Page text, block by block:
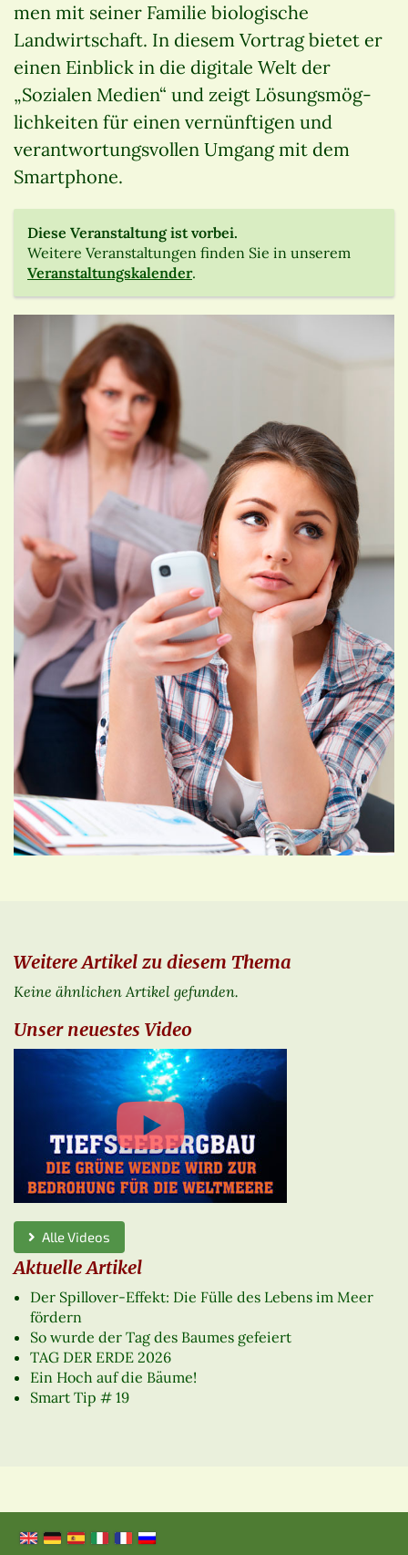
men mit seiner Familie biologische
Landwirtschaft. In diesem Vortrag bietet er
einen Einblick in die digitale Welt der
„Sozialen Medien“ und zeigt Lösungsmög-
lichkeiten für einen vernünftigen und
verantwortungsvollen Umgang mit dem
Smartphone.
Diese Veranstaltung ist vorbei.
Weitere Veranstaltungen finden Sie in unserem
Veranstaltungskalender.
Weitere Artikel zu diesem Thema
Keine ähnlichen Artikel gefunden.
Unser neuestes Video
Alle Videos
Aktuelle Artikel
Der Spillover-Effekt: Die Fülle des Lebens im Meer
fördern
So wurde der Tag des Baumes gefeiert
TAG DER ERDE 2026
Ein Hoch auf die Bäume!
Smart Tip # 19